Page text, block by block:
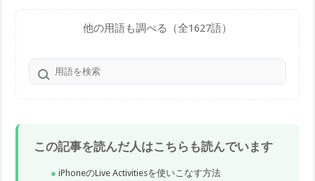
他の用語も調べる（全1627語）
この記事を読んだ人はこちらも読んでいます
iPhoneのLive Activitiesを使いこなす方法